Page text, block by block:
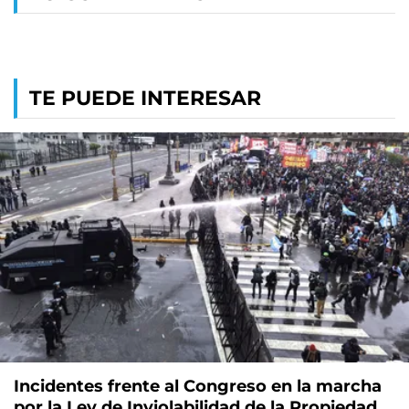
TE PUEDE INTERESAR
Incidentes frente al Congreso en la marcha